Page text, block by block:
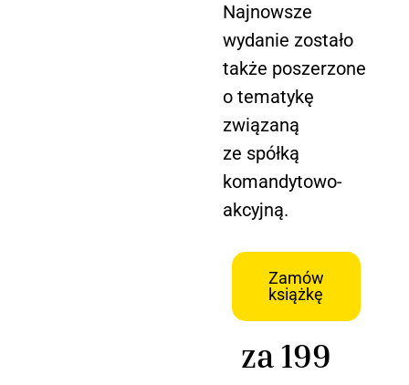
Najnowsze
wydanie zostało
także poszerzone
o tematykę
związaną
ze spółką
komandytowo-
akcyjną.
Zamów
książkę
za 199